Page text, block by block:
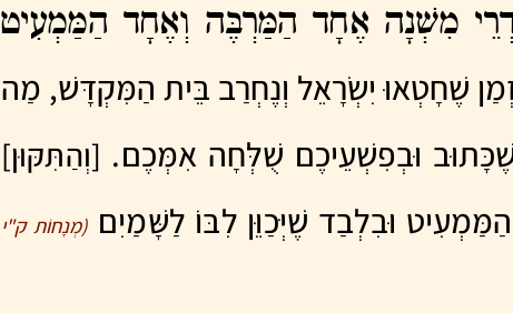
מִשְׁנָה אֶחָד הַמַּרְבֶּה וְאֶחָד הַמַּמְעִיט
שֶׁחָטְאוּ יִשְׂרָאֵל וְנֶחְרַב בֵּית הַמִּקְדָּשׁ, מַה
שֶׁכָּתוּב וּבְפִשְׁעֵיכֶם שֻׁלְּחָה אִמְּכֶם. [וְהַתִּקּוּן]
וּבִלְבַד שֶׁיְּכַוֵּן לִבּוֹ לַשָּׁמַיִם (מְנָחוֹת ק"י